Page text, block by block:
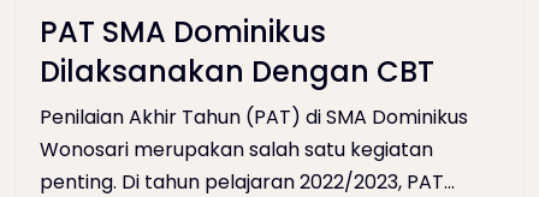
PAT SMA Dominikus
Dilaksanakan Dengan CBT
Penilaian Akhir Tahun (PAT) di SMA Dominikus
Wonosari merupakan salah satu kegiatan
penting. Di tahun pelajaran 2022/2023, PAT...